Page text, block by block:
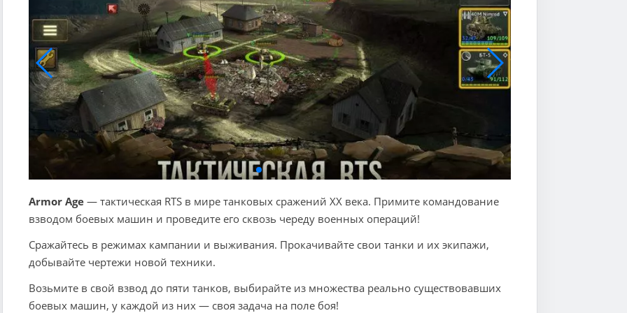
Armor Age — тактическая RTS в мире танковых сражений XX века. Примите командование
взводом боевых машин и проведите его сквозь череду военных операций!
Сражайтесь в режимах кампании и выживания. Прокачивайте свои танки и их экипажи,
добывайте чертежи новой техники.
Возьмите в свой взвод до пяти танков, выбирайте из множества реально существовавших
боевых машин, у каждой из них — своя задача на поле боя!